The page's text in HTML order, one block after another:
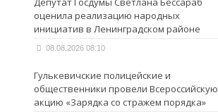
оценила реализацию народных
инициатив в Ленинградском районе
08.08.2026 08:10
Гулькевичские полицейские и
общественники провели Всероссийскую
акцию «Зарядка со стражем порядка»